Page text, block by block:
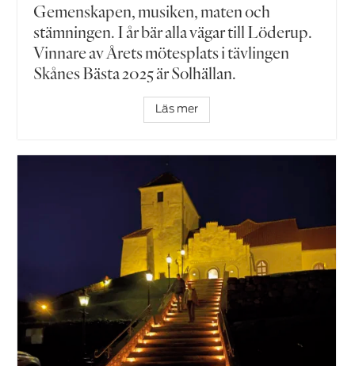
Gemenskapen, musiken, maten och
stämningen. I år bär alla vägar till Löderup.
Vinnare av Årets mötesplats i tävlingen
Skånes Bästa 2025 är Solhällan.
Läs mer